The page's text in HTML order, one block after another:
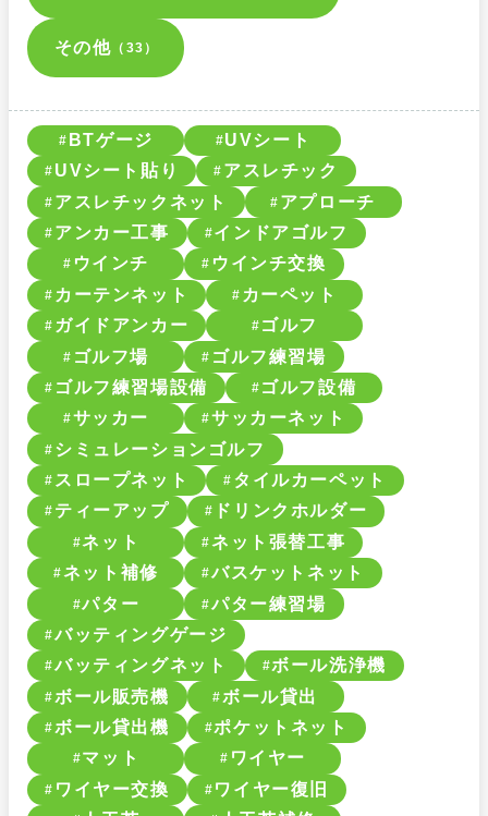
その他 （33）
BTゲージ
UVシート
UVシート貼り
アスレチック
アスレチックネット
アプローチ
アンカー工事
インドアゴルフ
ウインチ
ウインチ交換
カーテンネット
カーペット
ガイドアンカー
ゴルフ
ゴルフ場
ゴルフ練習場
ゴルフ練習場設備
ゴルフ設備
サッカー
サッカーネット
シミュレーションゴルフ
スロープネット
タイルカーペット
ティーアップ
ドリンクホルダー
ネット
ネット張替工事
ネット補修
バスケットネット
パター
パター練習場
バッティングゲージ
バッティングネット
ボール洗浄機
ボール販売機
ボール貸出
ボール貸出機
ポケットネット
マット
ワイヤー
ワイヤー交換
ワイヤー復旧